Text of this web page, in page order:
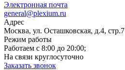
Электронная почта
general@plexium.ru
Адрес
Москва, ул. Осташковская, д.4, стр.7
Режим работы
Работаем с 8:00 до 20:00;
На связи круглосуточно
Заказать звонок